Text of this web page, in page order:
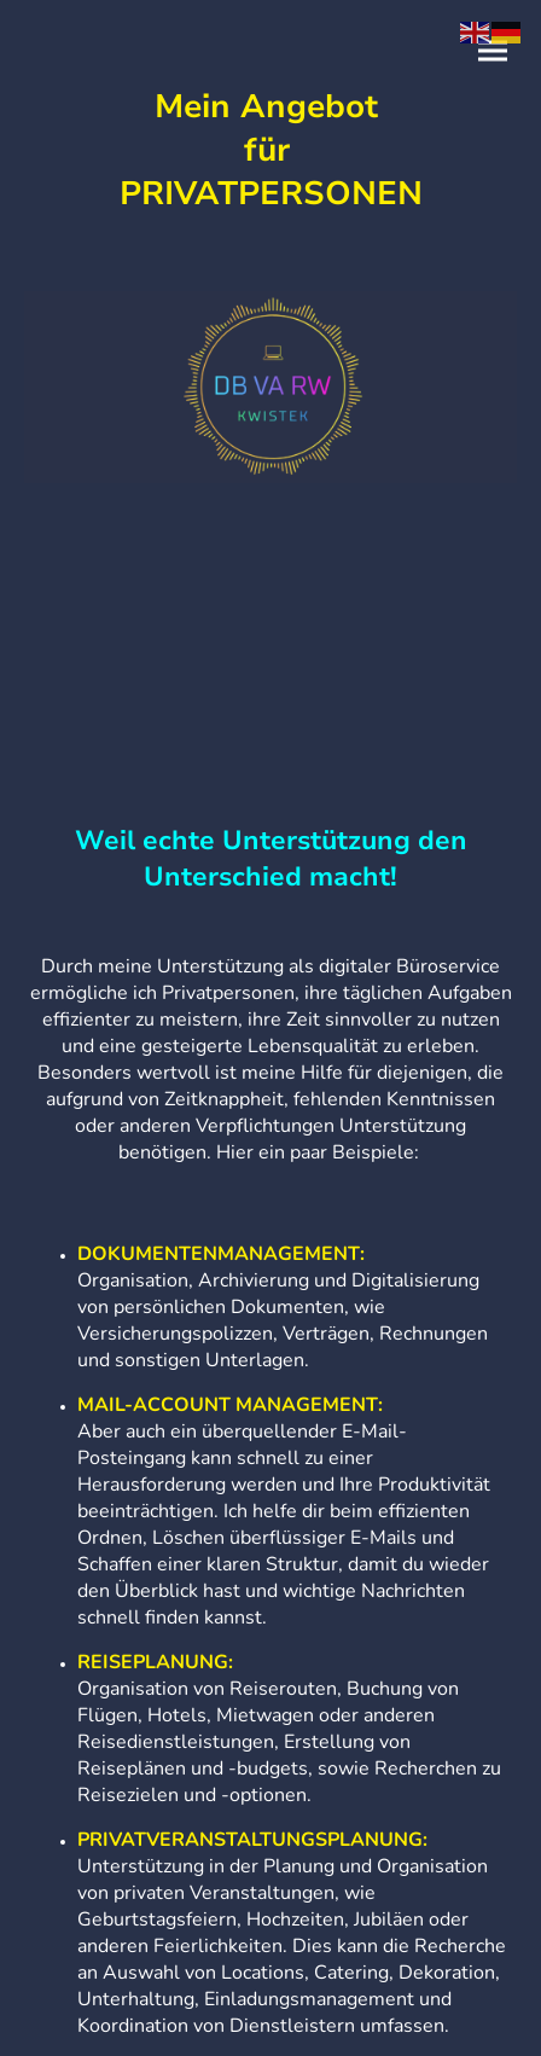
Mein Angebot
für
PRIVATPERSONEN
Weil echte Unterstützung den
Unterschied macht!
Durch meine Unterstützung als digitaler Büroservice
ermögliche ich Privatpersonen, ihre täglichen Aufgaben
effizienter zu meistern, ihre Zeit sinnvoller zu nutzen
und eine gesteigerte Lebensqualität zu erleben.
Besonders wertvoll ist meine Hilfe für diejenigen, die
aufgrund von Zeitknappheit, fehlenden Kenntnissen
oder anderen Verpflichtungen Unterstützung
benötigen. Hier ein paar Beispiele:
DOKUMENTENMANAGEMENT:
Organisation, Archivierung und Digitalisierung
von persönlichen Dokumenten, wie
Versicherungspolizzen, Verträgen, Rechnungen
und sonstigen Unterlagen.
MAIL-ACCOUNT MANAGEMENT:
Aber auch ein überquellender E-Mail-
Posteingang kann schnell zu einer
Herausforderung werden und Ihre Produktivität
beeinträchtigen. Ich helfe dir beim effizienten
Ordnen, Löschen überflüssiger E-Mails und
Schaffen einer klaren Struktur, damit du wieder
den Überblick hast und wichtige Nachrichten
schnell finden kannst.
REISEPLANUNG:
Organisation von Reiserouten, Buchung von
Flügen, Hotels, Mietwagen oder anderen
Reisedienstleistungen, Erstellung von
Reiseplänen und -budgets, sowie Recherchen zu
Reisezielen und -optionen.
PRIVATVERANSTALTUNGSPLANUNG:
Unterstützung in der Planung und Organisation
von privaten Veranstaltungen, wie
Geburtstagsfeiern, Hochzeiten, Jubiläen oder
anderen Feierlichkeiten. Dies kann die Recherche
an Auswahl von Locations, Catering, Dekoration,
Unterhaltung, Einladungsmanagement und
Koordination von Dienstleistern umfassen.